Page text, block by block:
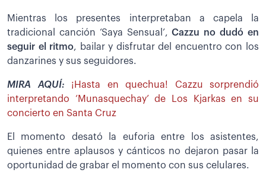
Mientras los presentes interpretaban a capela la
tradicional canción ‘Saya Sensual’, Cazzu no dudó en
seguir el ritmo, bailar y disfrutar del encuentro con los
danzarines y sus seguidores.
MIRA AQUÍ: ¡Hasta en quechua! Cazzu sorprendió
interpretando ‘Munasquechay’ de Los Kjarkas en su
concierto en Santa Cruz
El momento desató la euforia entre los asistentes,
quienes entre aplausos y cánticos no dejaron pasar la
oportunidad de grabar el momento con sus celulares.